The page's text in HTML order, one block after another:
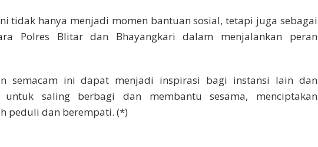
tidak hanya menjadi momen bantuan sosial, tetapi juga sebagai
Polres Blitar dan Bhayangkari dalam menjalankan peran
semacam ini dapat menjadi inspirasi bagi instansi lain dan
untuk saling berbagi dan membantu sesama, menciptakan
peduli dan berempati. (*)